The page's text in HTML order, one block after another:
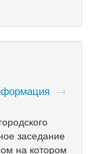
→
заседание
на котором